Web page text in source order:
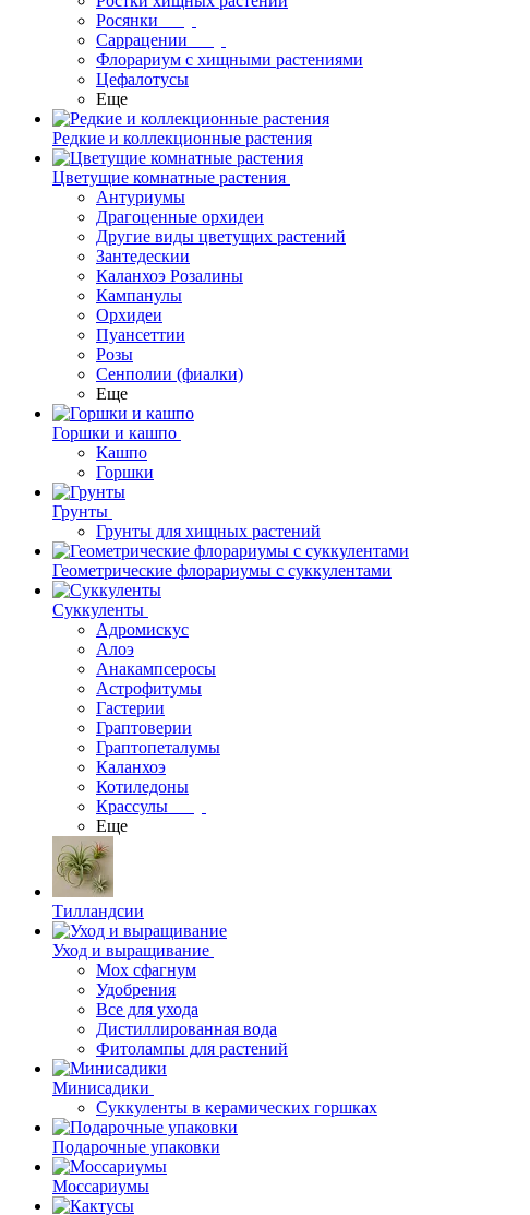
Росянки
Саррацении
Флорариум с хищными растениями
Цефалотусы
Еще
Редкие и коллекционные растения
Цветущие комнатные растения
Антуриумы
Драгоценные орхидеи
Другие виды цветущих растений
Зантедескии
Каланхоэ Розалины
Кампанулы
Орхидеи
Пуансеттии
Розы
Сенполии (фиалки)
Еще
Горшки и кашпо
Кашпо
Горшки
Грунты
Грунты для хищных растений
Геометрические флорариумы с суккулентами
Суккуленты
Адромискус
Алоэ
Анакампсеросы
Астрофитумы
Гастерии
Граптоверии
Граптопеталумы
Каланхоэ
Котиледоны
Крассулы
Еще
Тилландсии
Уход и выращивание
Мох сфагнум
Удобрения
Все для ухода
Дистиллированная вода
Фитолампы для растений
Минисадики
Суккуленты в керамических горшках
Подарочные упаковки
Моссариумы